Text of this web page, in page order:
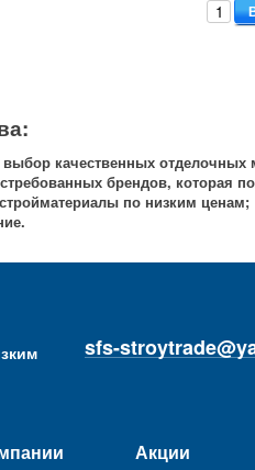
качественных отделочных
брендов, которая
по низким ценам;
sfs-
Акции